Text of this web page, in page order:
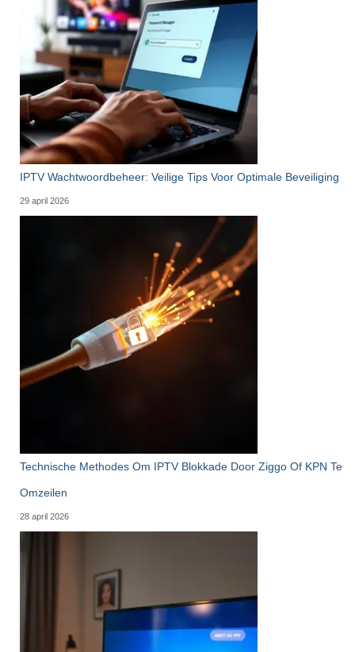
IPTV Wachtwoordbeheer: Veilige Tips Voor Optimale Beveiliging
29 april 2026
Technische Methodes Om IPTV Blokkade Door Ziggo Of KPN Te
Omzeilen
28 april 2026